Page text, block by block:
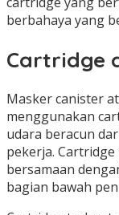
berbahaya yang
Cartridge
Masker canister
menggunakan
udara beracun
pekerja.
bersamaan
bagian bawah